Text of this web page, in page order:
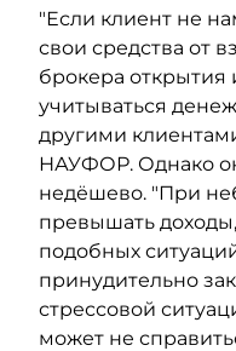
"Если клиент не
свои средства от
брокера открытия
учитываться
другими
НАУФОР. Однако он
недёшево. "При
превышать
подобных
принудительно
стрессовой
может не